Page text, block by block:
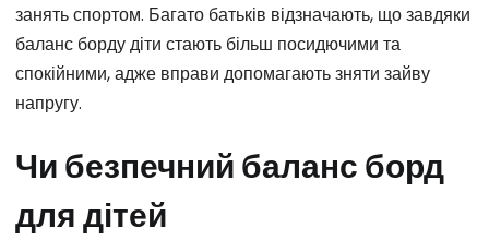
занять спортом. Багато батьків відзначають, що завдяки
баланс борду діти стають більш посидючими та
спокійними, адже вправи допомагають зняти зайву
напругу.
Чи безпечний баланс борд
для дітей